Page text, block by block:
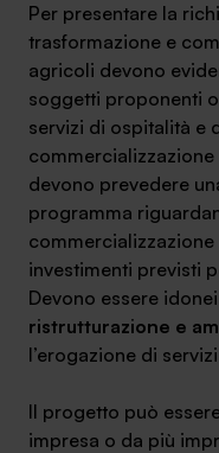
Per presentare la
trasformazione e
agricoli devono
soggetti proponenti
servizi di ospitalità e
devono prevedere
programma
investimenti previsti
Devono essere
ristrutturazione e
l’erogazione di
Il progetto può
impresa o da più